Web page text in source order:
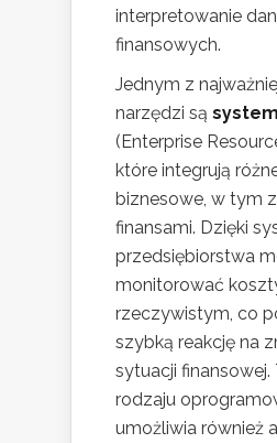
interpretowanie
finansowych.
Jednym z
narzędzi są
(Enterprise
które integrują
biznesowe, w tym
finansami. Dzięki
przedsiębiorstwa
monitorować
rzeczywistym, co
szybką reakcję na
sytuacji finansowej.
rodzaju
umożliwia również